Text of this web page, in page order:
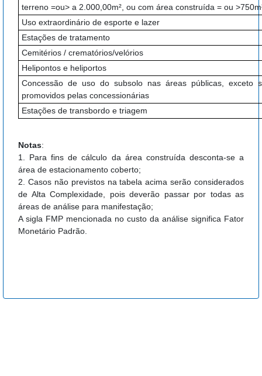
terreno =ou> a 2.000,00m², ou com área construída = ou
Uso extraordinário de esporte e lazer
Estações de tratamento
Cemitérios / crematórios/velórios
Helipontos e heliportos
Concessão de uso do subsolo nas áreas públicas, exceto
promovidos pelas concessionárias
Estações de transbordo e triagem
Notas:
1. Para fins de cálculo da área construída desconta-se a
área de estacionamento coberto;
2. Casos não previstos na tabela acima serão considerados
de Alta Complexidade, pois deverão passar por todas as
áreas de análise para manifestação;
A sigla FMP mencionada no custo da análise significa Fator
Monetário Padrão.